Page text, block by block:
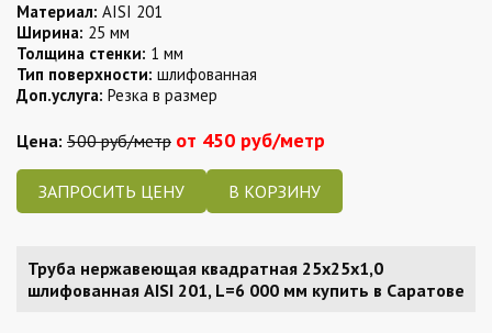
Материал: AISI 201
Ширина: 25 мм
Толщина стенки: 1 мм
Тип поверхности: шлифованная
Доп.услуга: Резка в размер
Цена: 500 руб/метр от 450 руб/метр
ЗАПРОСИТЬ ЦЕНУ
Труба нержавеющая квадратная 25х25х1,0
шлифованная AISI 201, L=6 000 мм купить в Саратове